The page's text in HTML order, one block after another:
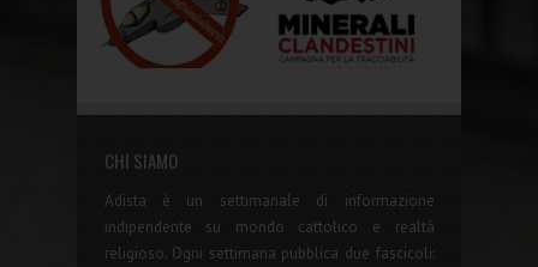
CHI SIAMO
Adista è un settimanale di informazione
indipendente su mondo cattolico e realtà
religioso. Ogni settimana pubblica due fascicoli: